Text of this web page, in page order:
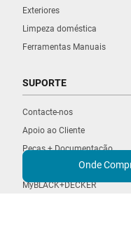
Onde
Exteriores
Limpeza doméstica
Ferramentas Manuais
SUPORTE
Contacte-nos
Apoio ao Cliente
Peças + Documentação
Encontrar um Revendedor
MyBLACK+DECKER